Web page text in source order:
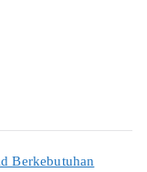
Berkebutuhan